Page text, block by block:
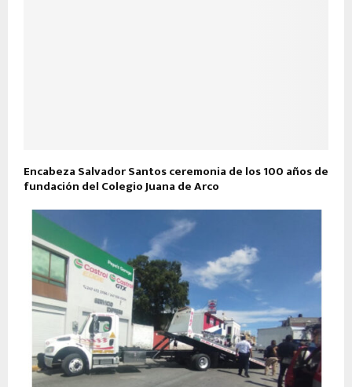
Encabeza Salvador Santos ceremonia de los 100 años de
fundación del Colegio Juana de Arco